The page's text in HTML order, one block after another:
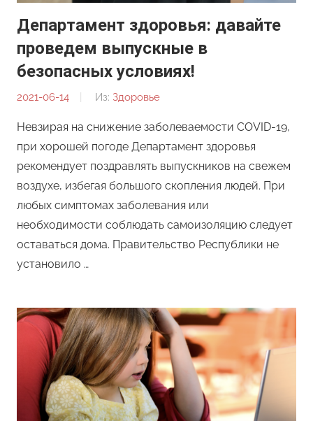
Департамент здоровья: давайте
проведем выпускные в
безопасных условиях!
2021-06-14
От:
Из: Здоровье
Невзирая на снижение заболеваемости COVID-19,
при хорошей погоде Департамент здоровья
рекомендует поздравлять выпускников на свежем
воздухе, избегая большого скопления людей. При
любых симптомах заболевания или
необходимости соблюдать самоизоляцию следует
оставаться дома. Правительство Республики не
установило …